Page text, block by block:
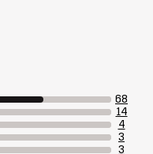
12% Viscosa,
68
14
4
3
3